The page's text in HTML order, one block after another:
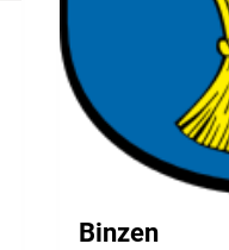
Binzen